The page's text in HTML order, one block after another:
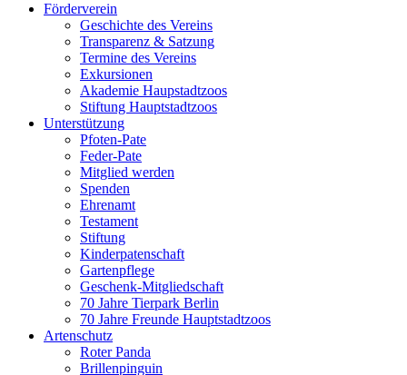
Förderverein
Geschichte des Vereins
Transparenz & Satzung
Termine des Vereins
Exkursionen
Akademie Haupstadtzoos
Stiftung Hauptstadtzoos
Unterstützung
Pfoten-Pate
Feder-Pate
Mitglied werden
Spenden
Ehrenamt
Testament
Stiftung
Kinderpatenschaft
Gartenpflege
Geschenk-Mitgliedschaft
70 Jahre Tierpark Berlin
70 Jahre Freunde Hauptstadtzoos
Artenschutz
Roter Panda
Brillenpinguin